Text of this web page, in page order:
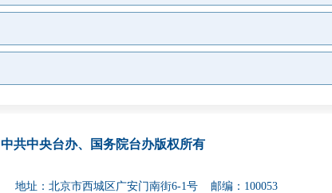
中共中央台办、国务院台办版权所有
地址：北京市西城区广安门南街6-1号 邮编：100053